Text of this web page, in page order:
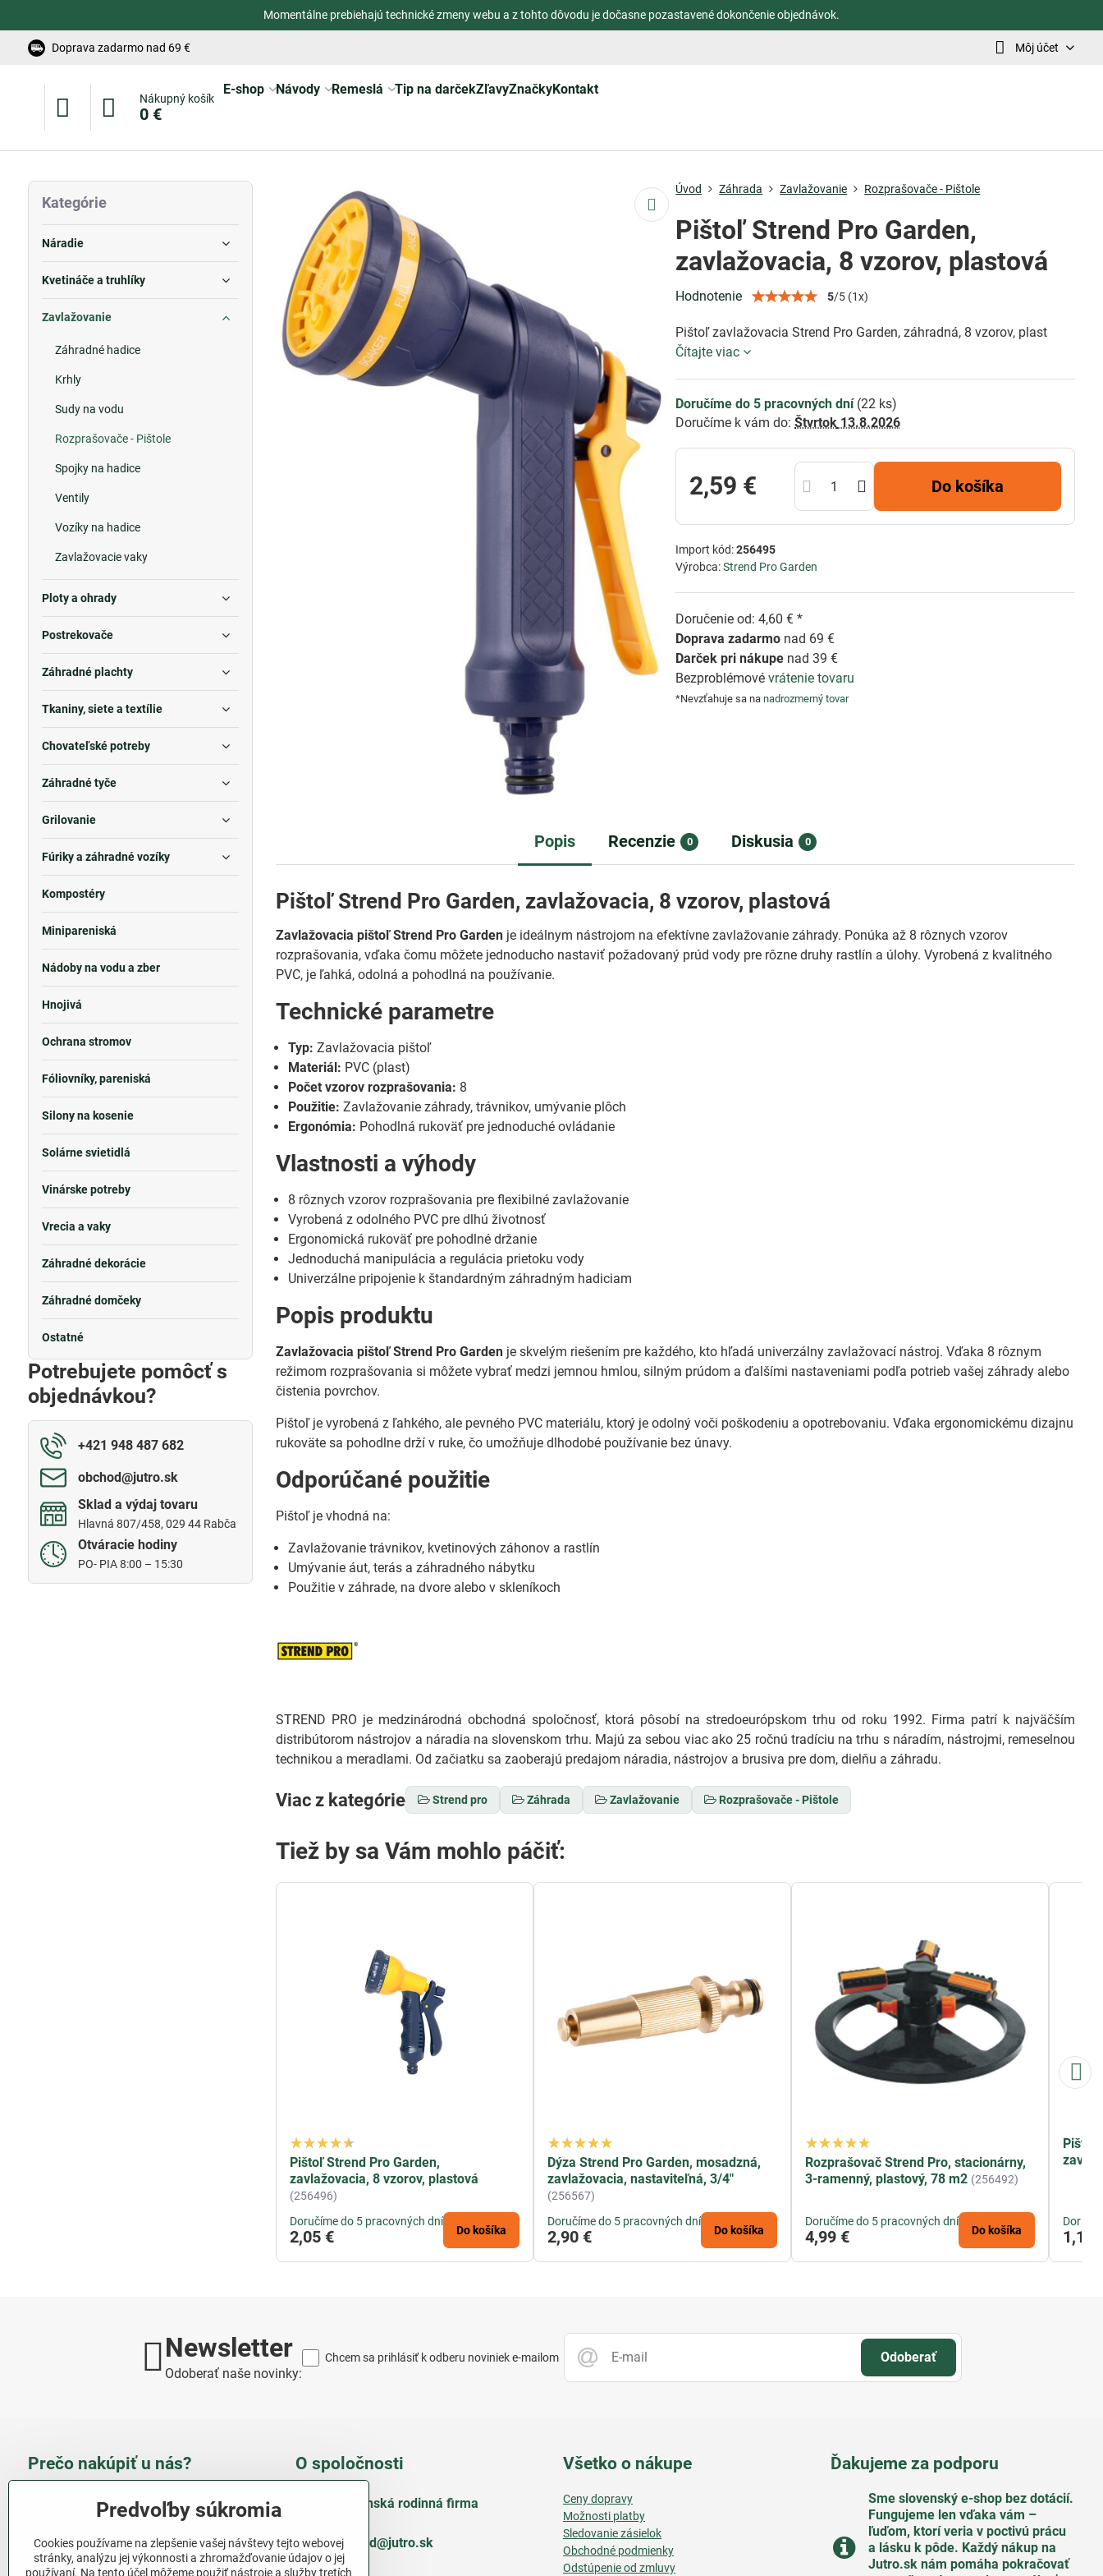
Momentálne prebiehajú technické zmeny webu a z tohto dôvodu je dočasne pozastavené dokončenie objednávok.
Doprava zadarmo nad 69 € Môj účet
Nákupný košík
0 €
E-shop Návody Remeslá Tip na darčekZľavyZnačkyKontakt
Úvod Záhrada Zavlažovanie Rozprašovače - Pištole
Pištoľ Strend Pro Garden,
zavlažovacia, 8 vzorov, plastová
Hodnotenie 5/5 (1x)
Pištoľ zavlažovacia Strend Pro Garden, záhradná, 8 vzorov, plast
Čítajte viac
Doručíme do 5 pracovných dní (22 ks)
Doručíme k vám do:Štvrtok 13.8.2026
2,59 € Do košíka
Import kód:256495
Výrobca:Strend Pro Garden
Doručenie od: 4,60 € *
Doprava zadarmo nad 69 €
Darček pri nákupe nad 39 €
Bezproblémovévrátenie tovaru
*Nevzťahuje sa nanadrozmerný tovar
Popis Recenzie 0 Diskusia 0
Pištoľ Strend Pro Garden, zavlažovacia, 8 vzorov, plastová
Zavlažovacia pištoľ Strend Pro Garden je ideálnym nástrojom na efektívne zavlažovanie záhrady. Ponúka až 8 rôznych vzorov
rozprašovania, vďaka čomu môžete jednoducho nastaviť požadovaný prúd vody pre rôzne druhy rastlín a úlohy. Vyrobená z kvalitného
PVC, je ľahká, odolná a pohodlná na používanie.
Technické parametre
Typ: Zavlažovacia pištoľ
Materiál: PVC (plast)
Počet vzorov rozprašovania: 8
Použitie: Zavlažovanie záhrady, trávnikov, umývanie plôch
Ergonómia: Pohodlná rukoväť pre jednoduché ovládanie
Vlastnosti a výhody
8 rôznych vzorov rozprašovania pre flexibilné zavlažovanie
Vyrobená z odolného PVC pre dlhú životnosť
Ergonomická rukoväť pre pohodlné držanie
Jednoduchá manipulácia a regulácia prietoku vody
Univerzálne pripojenie k štandardným záhradným hadiciam
Popis produktu
Zavlažovacia pištoľ Strend Pro Garden je skvelým riešením pre každého, kto hľadá univerzálny zavlažovací nástroj. Vďaka 8 rôznym
režimom rozprašovania si môžete vybrať medzi jemnou hmlou, silným prúdom a ďalšími nastaveniami podľa potrieb vašej záhrady alebo
čistenia povrchov.
Pištoľ je vyrobená z ľahkého, ale pevného PVC materiálu, ktorý je odolný voči poškodeniu a opotrebovaniu. Vďaka ergonomickému dizajnu
rukoväte sa pohodlne drží v ruke, čo umožňuje dlhodobé používanie bez únavy.
Odporúčané použitie
Pištoľ je vhodná na:
Zavlažovanie trávnikov, kvetinových záhonov a rastlín
Umývanie áut, terás a záhradného nábytku
Použitie v záhrade, na dvore alebo v skleníkoch
STREND PRO je medzinárodná obchodná spoločnosť, ktorá pôsobí na stredoeurópskom trhu od roku 1992. Firma patrí k najväčším
distribútorom nástrojov a náradia na slovenskom trhu. Majú za sebou viac ako 25 ročnú tradíciu na trhu s náradím, nástrojmi, remeselnou
technikou a meradlami. Od začiatku sa zaoberajú predajom náradia, nástrojov a brusiva pre dom, dielňu a záhradu.
Viac z kategórie Strend pro Záhrada Zavlažovanie Rozprašovače - Pištole
Tiež by sa Vám mohlo páčiť:
Pištoľ Strend Pro Garden,
zavlažovacia, 8 vzorov, plastová
(256496)
Doručíme do 5 pracovných dní
2,05 € Do košíka
Dýza Strend Pro Garden, mosadzná,
zavlažovacia, nastaviteľná, 3/4"
(256567)
Doručíme do 5 pracovných dní
2,90 € Do košíka
Rozprašovač Strend Pro, stacionárny,
3-ramenný, plastový, 78 m2 (256492)
Doručíme do 5 pracovných dní
4,99 € Do košíka
Pištoľ
1,12
Kategórie
Náradie
Kvetináče a truhlíky
Zavlažovanie
Záhradné hadice
Krhly
Sudy na vodu
Rozprašovače - Pištole
Spojky na hadice
Ventily
Vozíky na hadice
Zavlažovacie vaky
Ploty a ohrady
Postrekovače
Záhradné plachty
Tkaniny, siete a textílie
Chovateľské potreby
Záhradné tyče
Grilovanie
Fúriky a záhradné vozíky
Kompostéry
Minipareniská
Nádoby na vodu a zber
Hnojivá
Ochrana stromov
Fóliovníky, pareniská
Silony na kosenie
Solárne svietidlá
Vinárske potreby
Vrecia a vaky
Záhradné dekorácie
Záhradné domčeky
Ostatné
Potrebujete pomôcť s
objednávkou?
+421 948 487 682
obchod​@jutro​.sk
Sklad a výdaj tovaru
Hlavná 807/458, 029 44 Rabča
Otváracie hodiny
PO- PIA 8:00 – 15:30
Newsletter
Odoberať naše novinky:
Odoberať
Chcem sa prihlásiť k odberu noviniek e-mailom
Prečo nakúpiť u nás?
Takmer 100 % spokojných
zákazníkov
Nízka cena produktov - ušetríte
O spoločnosti
Slovenská rodinná firma
obchod​@jutro​.sk
Všetko o nákupe
Ceny dopravy
Možnosti platby
Sledovanie zásielok
Obchodné podmienky
Odstúpenie od zmluvy
Ďakujeme za podporu
Sme slovenský e-shop bez dotácií​.
Fungujeme len vďaka vám –
ľuďom, ktorí veria v poctivú prácu
a lásku k pôde​. Každý nákup na
Jutro​.sk nám pomáha pokračovať
Predvoľby súkromia
Cookies používame na zlepšenie vašej návštevy tejto webovej
stránky, analýzu jej výkonnosti a zhromažďovanie údajov o jej
používaní. Na tento účel môžeme použiť nástroje a služby tretích